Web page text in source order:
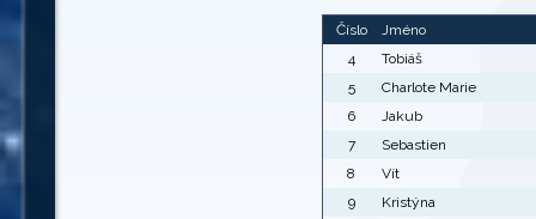
Číslo
Jméno
4
Tobiáš
5
Charlote Marie
6
Jakub
7
Sebastien
8
Vít
9
Kristýna